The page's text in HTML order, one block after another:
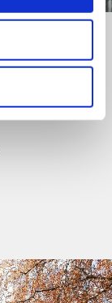
samlet i